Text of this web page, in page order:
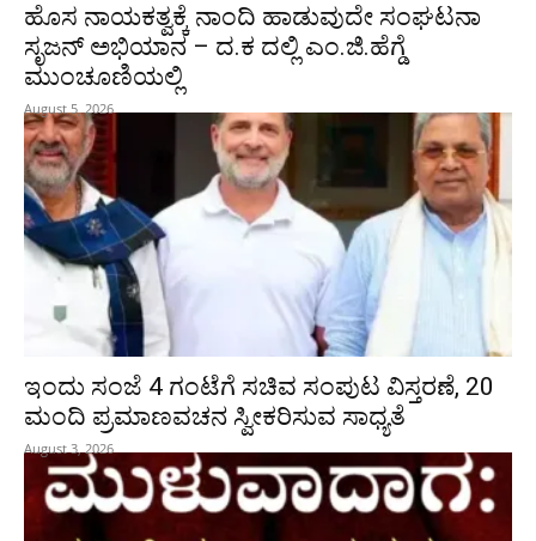
ಹೊಸ ನಾಯಕತ್ವಕ್ಕೆ ನಾಂದಿ ಹಾಡುವುದೇ ಸಂಘಟನಾ
ಸೃಜನ್ ಅಭಿಯಾನ – ದ.ಕ ದಲ್ಲಿ ಎಂ.ಜಿ.ಹೆಗ್ಡೆ
ಮುಂಚೂಣಿಯಲ್ಲಿ
August 5, 2026
ಇಂದು ಸಂಜೆ 4 ಗಂಟೆಗೆ ಸಚಿವ ಸಂಪುಟ ವಿಸ್ತರಣೆ, 20
ಮಂದಿ ಪ್ರಮಾಣವಚನ ಸ್ವೀಕರಿಸುವ ಸಾಧ್ಯತೆ
August 3, 2026